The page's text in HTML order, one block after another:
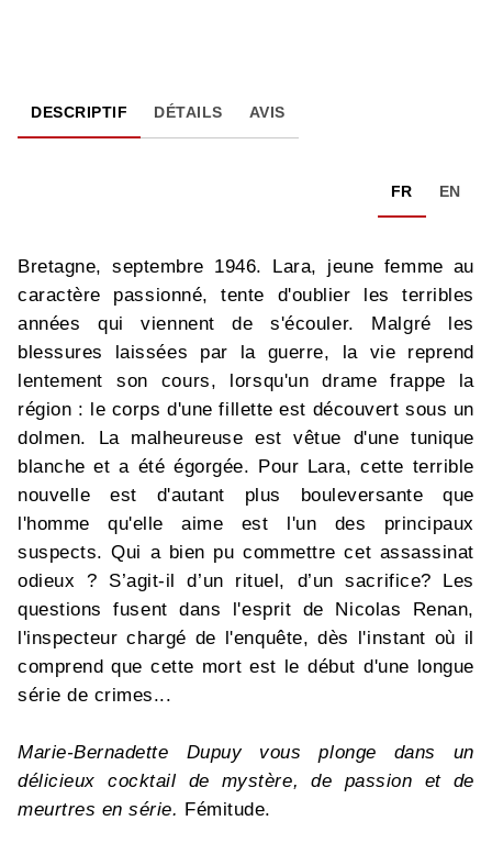
DESCRIPTIF DÉTAILS AVIS
FR EN
Bretagne, septembre 1946. Lara, jeune femme au
caractère passionné, tente d'oublier les terribles
années qui viennent de s'écouler. Malgré les
blessures laissées par la guerre, la vie reprend
lentement son cours, lorsqu'un drame frappe la
région : le corps d'une fillette est découvert sous un
dolmen. La malheureuse est vêtue d'une tunique
blanche et a été égorgée. Pour Lara, cette terrible
nouvelle est d'autant plus bouleversante que
l'homme qu'elle aime est l'un des principaux
suspects. Qui a bien pu commettre cet assassinat
odieux ? S’agit-il d’un rituel, d’un sacrifice? Les
questions fusent dans l'esprit de Nicolas Renan,
l'inspecteur chargé de l'enquête, dès l'instant où il
comprend que cette mort est le début d'une longue
série de crimes...
Marie-Bernadette Dupuy vous plonge dans un
délicieux cocktail de mystère, de passion et de
meurtres en série. Fémitude.